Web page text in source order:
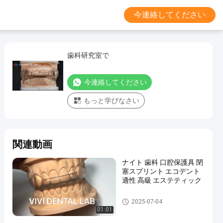
今連絡してください
歯科研究室で
今連絡してください
もっと学びなさい
関連動画
01:01
ナイト 歯科 口腔保護具 閉
塞スプリント エコデント
適性 高級 エステティック
スプリント と 口 保護
2025-07-04